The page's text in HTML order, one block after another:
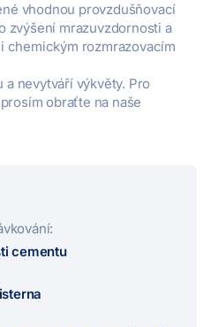
vhodnou provzdušňovací
zvýšení mrazuvzdornosti a
chemickým rozmrazovacím
a nevytváří výkvěty. Pro
obraťte na naše
cementu